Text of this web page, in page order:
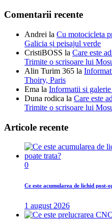
Comentarii recente
Andrei la Cu motocicleta
Galicia și peisajul verde
CristiBOSS la Care este
Trimite o scrisoare lui
Alin Turim 365 la
Thoiry, Paris
Ema la Informatii si
Duna rodica la Care este
Trimite o scrisoare lui
Articole recente
0
Ce este acumularea de lichid post-
1 august 2026